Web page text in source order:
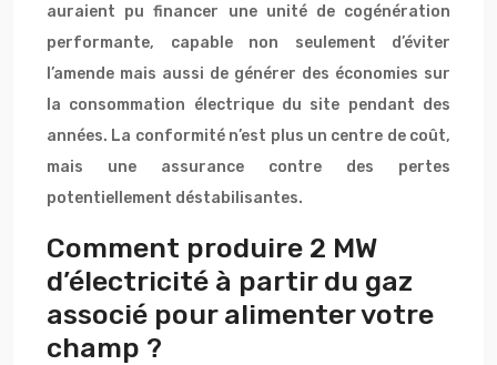
auraient pu financer une unité de cogénération
performante, capable non seulement d’éviter
l’amende mais aussi de générer des économies sur
la consommation électrique du site pendant des
années. La conformité n’est plus un centre de coût,
mais une assurance contre des pertes
potentiellement déstabilisantes.
Comment produire 2 MW
d’électricité à partir du gaz
associé pour alimenter votre
champ ?